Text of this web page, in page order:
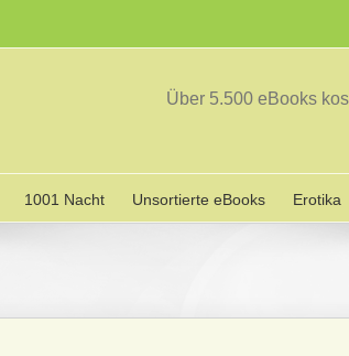
Über 5.500 eBooks
1001 Nacht Unsortierte eBooks Erotika